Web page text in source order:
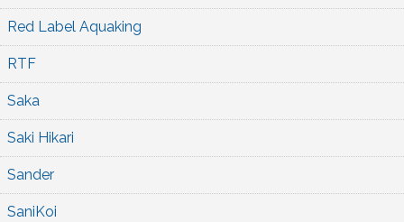
Red Label Aquaking
RTF
Saka
Saki Hikari
Sander
SaniKoi